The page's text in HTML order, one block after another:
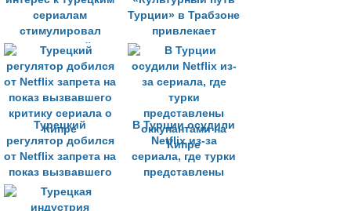
сериалам
стимулировал
запуск онлайн-
программы для
иностранных
студентов
Турции» в Трабзоне
привлекает
внимание к
искусству и
наследию региона
Турецкий
регулятор добился
от Netflix запрета на
показ вызвавшего
критику сериала о
Кипре
В Турции осудили
Netflix из-за
сериала, где турки
представлены